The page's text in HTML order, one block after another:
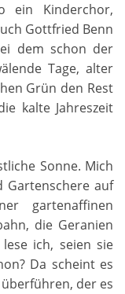
ein Kinderchor,
Gottfried Benn
dem schon der
Tage, alter
Grün den Rest
kalte Jahreszeit
Sonne. Mich
Gartenschere auf
gartenaffinen
die Geranien
ich, seien sie
Da scheint es
der es